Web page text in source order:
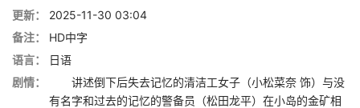
更新：
2025-11-30 03:04
备注：
HD中字
语言：
日语
剧情：
讲述倒下后失去记忆的清洁工女子（小松菜奈 饰）与没
有名字和过去的记忆的警备员（松田龙平）在小岛的金矿相